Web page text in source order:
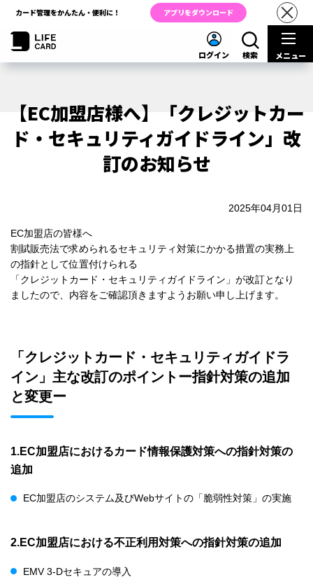
カード管理をかんたん・便利に！ アプリをダウンロード
ログイン 検索 メニュー
【EC加盟店様へ】「クレジットカー
ド・セキュリティガイドライン」改
訂のお知らせ
2025年04月01日
EC加盟店の皆様へ
割賦販売法で求められるセキュリティ対策にかかる措置の実務上
の指針として位置付けられる
「クレジットカード・セキュリティガイドライン」が改訂となり
ましたので、内容をご確認頂きますようお願い申し上げます。
「クレジットカード・セキュリティガイドラ
イン」主な改訂のポイントー指針対策の追加
と変更ー
1.EC加盟店におけるカード情報保護対策への指針対策の
追加
EC加盟店のシステム及びWebサイトの「脆弱性対策」の実施
2.EC加盟店における不正利用対策への指針対策の追加
EMV 3-Dセキュアの導入